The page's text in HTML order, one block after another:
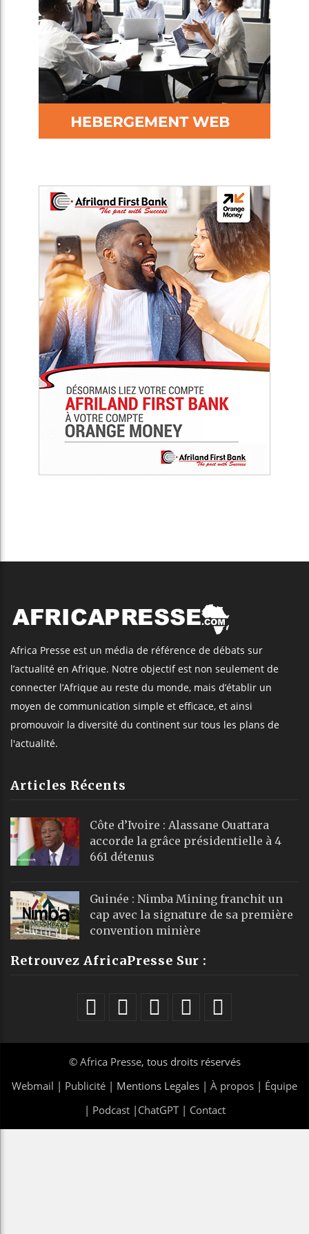
Africa Presse est un média de référence de débats sur
l’actualité en Afrique. Notre objectif est non seulement de
connecter l’Afrique au reste du monde, mais d’établir un
moyen de communication simple et efficace, et ainsi
promouvoir la diversité du continent sur tous les plans de
l'actualité.
Articles Récents
Côte d’Ivoire : Alassane Ouattara
accorde la grâce présidentielle à 4
661 détenus
Guinée : Nimba Mining franchit un
cap avec la signature de sa première
convention minière
Retrouvez AfricaPresse Sur :
© Africa Presse, tous droits réservés
Webmail | Publicité | Mentions Legales | À propos | Équipe
| Podcast| ChatGPT| Contact